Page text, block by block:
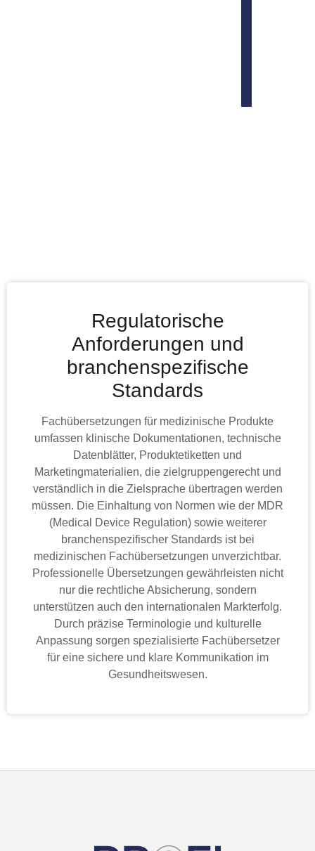
Regulatorische
Anforderungen und
branchenspezifische
Standards
Fachübersetzungen für medizinische Produkte
umfassen klinische Dokumentationen, technische
Datenblätter, Produktetiketten und
Marketingmaterialien, die zielgruppengerecht und
verständlich in die Zielsprache übertragen werden
müssen. Die Einhaltung von Normen wie der MDR
(Medical Device Regulation) sowie weiterer
branchenspezifischer Standards ist bei
medizinischen Fachübersetzungen unverzichtbar.
Professionelle Übersetzungen gewährleisten nicht
nur die rechtliche Absicherung, sondern
unterstützen auch den internationalen Markterfolg.
Durch präzise Terminologie und kulturelle
Anpassung sorgen spezialisierte Fachübersetzer
für eine sichere und klare Kommunikation im
Gesundheitswesen.